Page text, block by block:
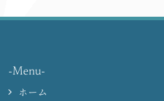
-Menu-
ホーム